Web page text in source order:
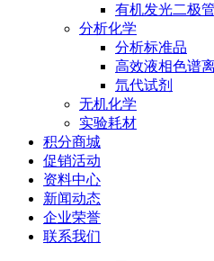
有机发光二极
分析化学
分析标准品
高效液相色谱
氘代试剂
无机化学
实验耗材
积分商城
促销活动
资料中心
新闻动态
企业荣誉
联系我们